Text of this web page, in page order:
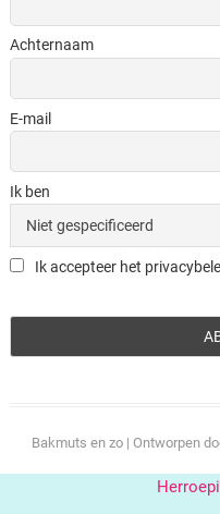
Achternaam
E-mail
Ik ben
Ik accepteer het
Bakmuts en zo| Ontworpen